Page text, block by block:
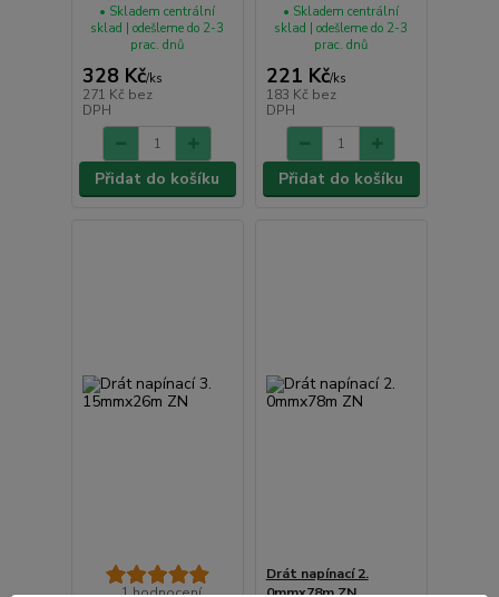
328 Kč/ks
271 Kč bez
DPH
• Skladem centrální
sklad | odešleme do 2-3
prac. dnů
Přidat do košíku
221 Kč/ks
183 Kč bez
DPH
• Skladem centrální
sklad | odešleme do 2-3
prac. dnů
Přidat do košíku
1 hodnocení
Drát napínací 2.
0mmx78m ZN